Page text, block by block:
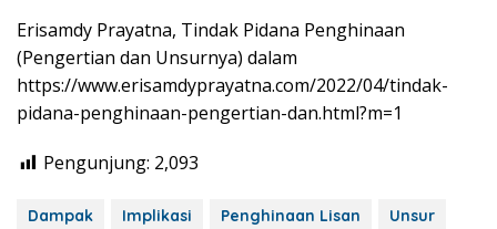
Erisamdy Prayatna, Tindak Pidana Penghinaan
(Pengertian dan Unsurnya) dalam
https://www.erisamdyprayatna.com/2022/04/tindak-
pidana-penghinaan-pengertian-dan.html?m=1
Pengunjung: 2,093
Dampak Implikasi Penghinaan Lisan Unsur